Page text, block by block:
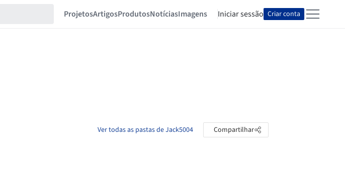
ProjetosArtigosProdutosNotíciasImagens Iniciar sessão Criar conta
Ver todas as pastas de Jack5004 Compartilhar